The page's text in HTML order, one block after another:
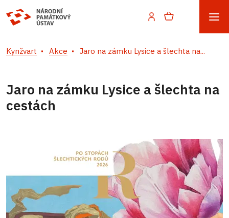
Kynžvart Akce Jaro na zámku Lysice a šlechta na...
Jaro na zámku Lysice a šlechta na
cestách